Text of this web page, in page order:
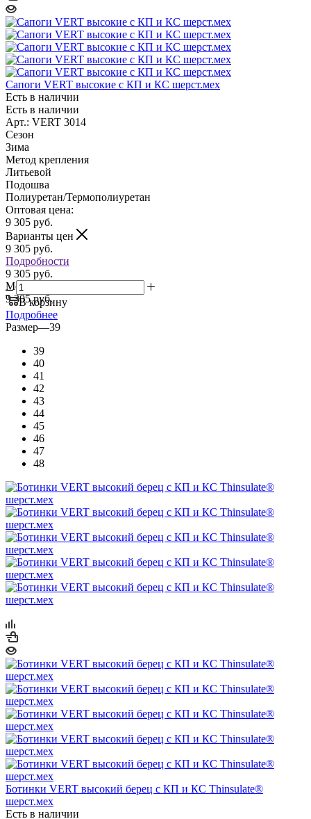
Сапоги VERT высокие с КП и КС шерст.мех
Есть в наличии
Есть в наличии
Арт.: VERT 3014
Сезон
Зима
Метод крепления
Литьевой
Подошва
Полиуретан/Термополиуретан
Оптовая цена:
9 305 руб.
Варианты цен
9 305 руб.
Подробности
9 305 руб.
Мелкий опт:
9 305 руб.
В корзину
Подробнее
Размер—39
39
40
41
42
43
44
45
46
47
48
Ботинки VERT высокий берец с КП и КС Thinsulate®
шерст.мех
Есть в наличии